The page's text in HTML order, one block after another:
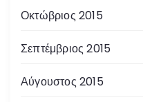
Οκτώβριος 2015
Σεπτέμβριος 2015
Αύγουστος 2015